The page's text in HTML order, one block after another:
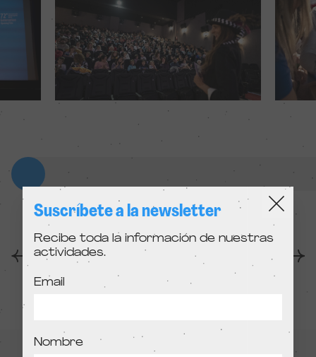
Anterior
Suscríbete a la newsletter
Recibe toda la información de nuestras
actividades.
Email
Nombre